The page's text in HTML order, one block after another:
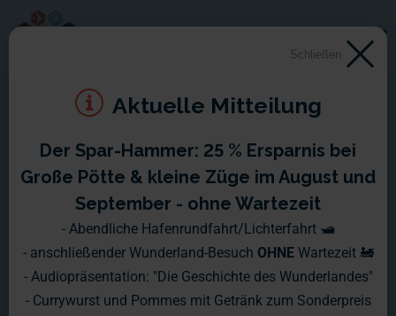
Schließen
Aktuelle Mitteilung
Der Spar-Hammer: 25 % Ersparnis bei
Große Pötte & kleine Züge im August und
September - ohne Wartezeit
- Abendliche Hafenrundfahrt/Lichterfahrt 🛥️
- anschließender Wunderland-Besuch OHNE Wartezeit 🚂
- Audiopräsentation: "Die Geschichte des Wunderlandes"
- Currywurst und Pommes mit Getränk zum Sonderpreis